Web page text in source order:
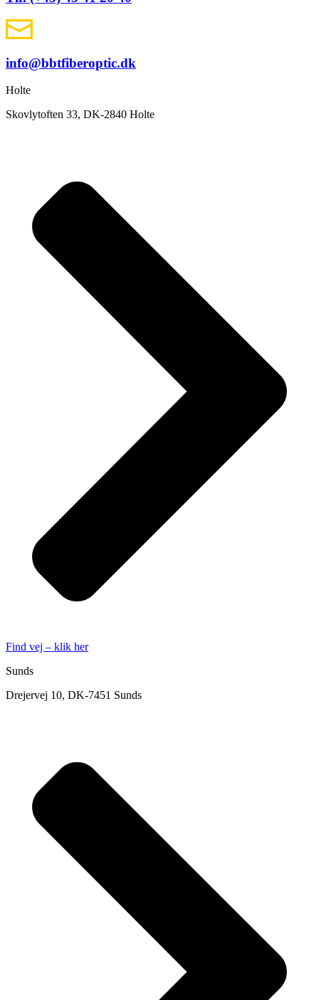
info@bbtfiberoptic.dk
Holte
Skovlytoften 33, DK-2840 Holte
Find vej – klik her
Sunds
Drejervej 10, DK-7451 Sunds